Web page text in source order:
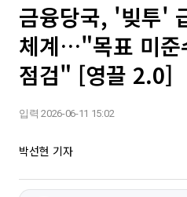
금융당국, '빚투'
체계…"목표 미준
점검" [영끌 2.0]
입력 2026-06-11 15:02
박선현 기자